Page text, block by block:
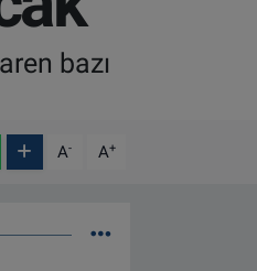
bazı
A- A+